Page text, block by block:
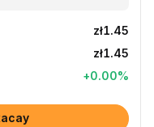
zł1.45
zł1.45
+0.00%